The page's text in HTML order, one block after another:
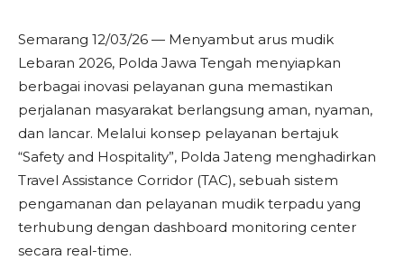
Semarang 12/03/26 — Menyambut arus mudik
Lebaran 2026, Polda Jawa Tengah menyiapkan
berbagai inovasi pelayanan guna memastikan
perjalanan masyarakat berlangsung aman, nyaman,
dan lancar. Melalui konsep pelayanan bertajuk
“Safety and Hospitality”, Polda Jateng menghadirkan
Travel Assistance Corridor (TAC), sebuah sistem
pengamanan dan pelayanan mudik terpadu yang
terhubung dengan dashboard monitoring center
secara real-time.